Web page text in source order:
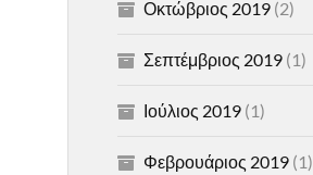
Οκτώβριος 2019(2)
Σεπτέμβριος 2019(1)
Ιούλιος 2019(1)
Φεβρουάριος 2019(1)